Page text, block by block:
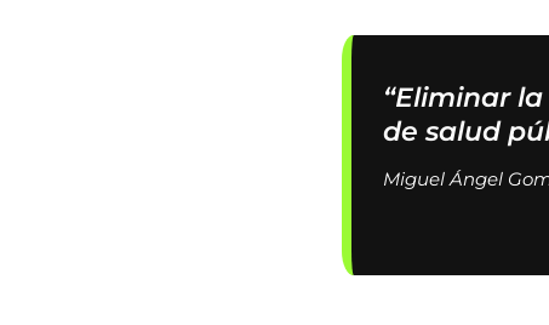
“Eliminar
de salud
Miguel Ángel